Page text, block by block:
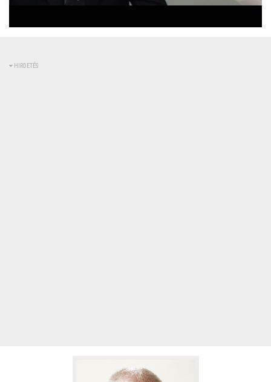
kikapcsolva
0%
0%
HIRDETÉS